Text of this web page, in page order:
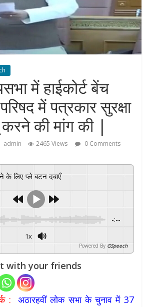
में हाईकोर्ट बेंच
में पत्रकार सुरक्षा
की मांग की |
admin 2465 Views 0 Comments
के लिए प्ले बटन दबाएँ
-:--
1x
Powered By GSpeech
with your friends
: अठारहवीं लोक सभा के चुनाव में 37